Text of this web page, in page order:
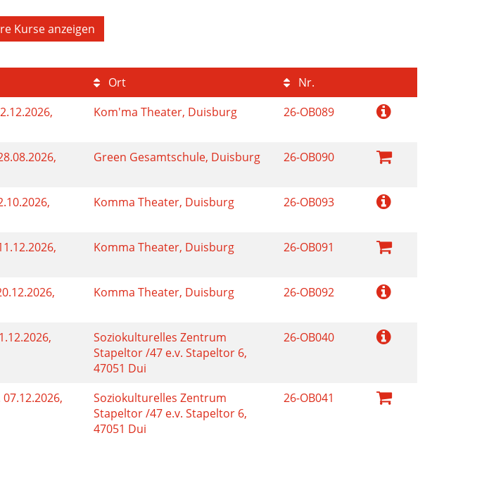
Kurse anzeigen
Ort
Nr.
Kom'ma Theater, Duisburg 26-OB089
Green Gesamtschule, Duisburg 26-OB090
Komma Theater, Duisburg 26-OB093
Komma Theater, Duisburg 26-OB091
Komma Theater, Duisburg 26-OB092
Soziokulturelles Zentrum
Stapeltor /47 e.v. Stapeltor 6,
47051 Dui
26-OB040
Soziokulturelles Zentrum
Stapeltor /47 e.v. Stapeltor 6,
47051 Dui
26-OB041